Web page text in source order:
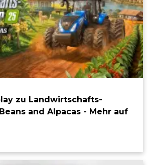
zu Landwirtschafts-
and Alpacas - Mehr auf